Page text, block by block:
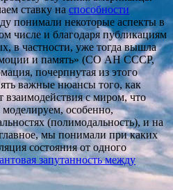
ставку на способности
понимали некоторые аспекты в
числе и благодаря публикациям
в частности, уже тогда вышла
и память» (СО АН СССР,
почерпнутая из этого
важные нюансы того, как
взаимодействия с миром, что
особенно,
(полимодальность), и на
мы понимали при каких
состояния от одного
запутанность между